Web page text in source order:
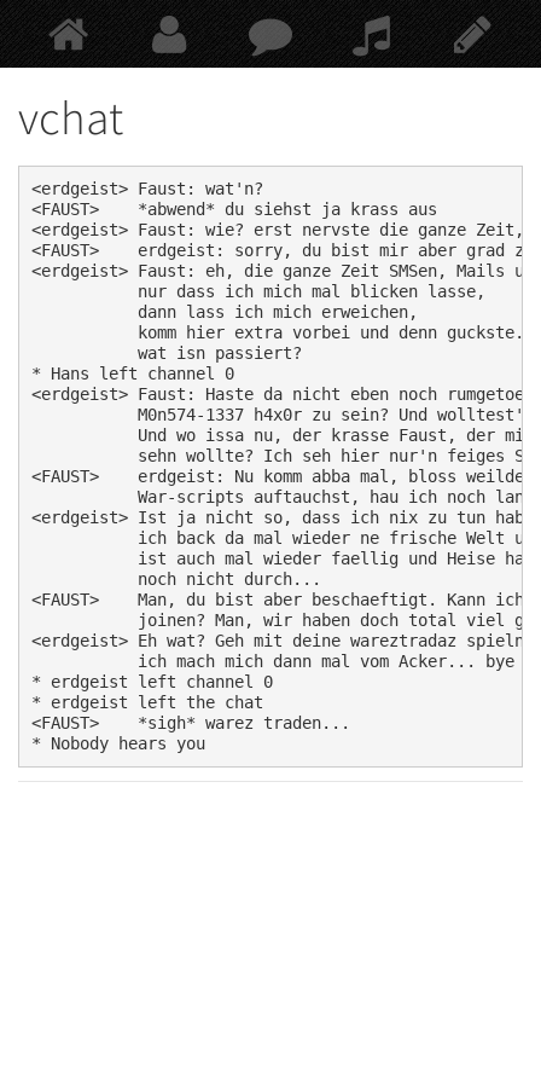
Springe
Hauptinhalt
vchat
<erdgeist> Faust: wat'n?
<FAUST>    *abwend* du siehst ja krass aus
<erdgeist> Faust: wie? erst nervste die ganze Zeit,
<FAUST>    erdgeist: sorry, du bist mir aber grad zu
<erdgeist> Faust: eh, die ganze Zeit SMSen, Mails
           nur dass ich mich mal blicken lasse,
           dann lass ich mich erweichen,
           komm hier extra vorbei und denn guckste..
           wat isn passiert?
* Hans left channel 0
<erdgeist> Faust: Haste da nicht eben noch
M0n574-1337 h4x0r zu sein? Und wolltest's
Und wo issa nu, der krasse Faust, der
sehn wollte? Ich seh hier nur'n feiges
<FAUST>    erdgeist: Nu komm abba mal, bloss
War-scripts auftauchst, hau ich noch
<erdgeist> Ist ja nicht so, dass ich nix zu tun hab,
ich back da mal wieder ne frische Welt
ist auch mal wieder faellig und Heise hab
           noch nicht durch...
<FAUST>    Man, du bist aber beschaeftigt. Kann
joinen? Man, wir haben doch total viel
<erdgeist> Eh wat? Geh mit deine wareztradaz spieln
           ich mach mich dann mal vom Acker... bye
* erdgeist left channel 0
* erdgeist left the chat
<FAUST>    *sigh* warez traden...